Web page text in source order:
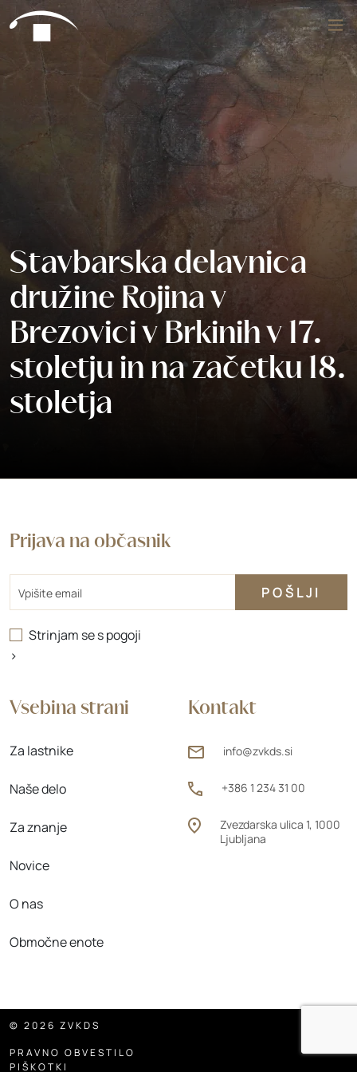
Preskoči na vsebino
Išči
Stavbarska delavnica
družine Rojina v
Brezovici v Brkinih v 17.
stoletju in na začetku 18.
stoletja
Kontakt
info@zvkds.si
+386 1 234 31 00
Zvezdarska ulica 1, 1000
Ljubljana
Vsebina strani
Za lastnike
Naše delo
Za znanje
Novice
O nas
Območne enote
Prijava na občasnik
Strinjam se spogoji
>
© 2026 ZVKDS
PRAVNO OBVESTILO
PIŠKOTKI